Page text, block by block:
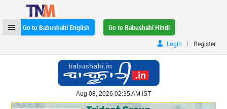
Go to Babushahi English
Go to Babushahi Hindi
Login
| Register
Aug 08, 2026 02:35 AM IST